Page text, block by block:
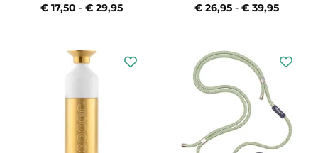
€17,50 - €29,95Prijsklasse:
Waardering
€ 26,95 - € 39,95